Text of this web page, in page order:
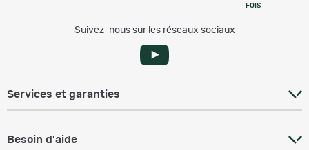
FOIS
Suivez-nous sur les réseaux sociaux
Services et garanties
Besoin d'aide